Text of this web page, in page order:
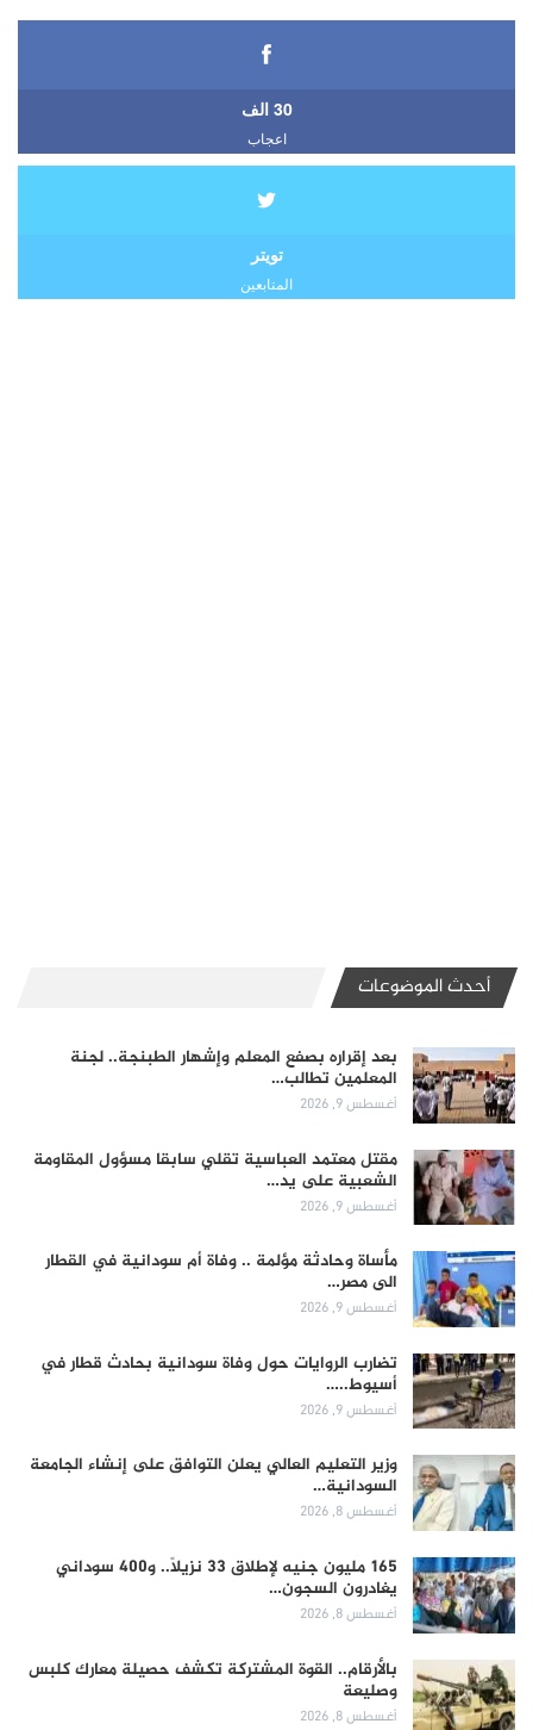
30 الف
اعجاب
تويتر
المتابعين
أحدث الموضوعات
بعد إقراره بصفع المعلم وإشهار الطبنجة.. لجنة
المعلمين تطالب…
أغسطس 9, 2026
مقتل معتمد العباسية تقلي سابقا مسؤول المقاومة
الشعبية على يد…
أغسطس 9, 2026
مأساة وحادثة مؤلمة .. وفاة أم سودانية في القطار
الى مصر…
أغسطس 9, 2026
تضارب الروايات حول وفاة سودانية بحادث قطار في
أسيوط..…
أغسطس 9, 2026
وزير التعليم العالي يعلن التوافق على إنشاء الجامعة
السودانية…
أغسطس 8, 2026
165 مليون جنيه لإطلاق 33 نزيلاً.. و400 سوداني
يغادرون السجون…
أغسطس 8, 2026
بالأرقام.. القوة المشتركة تكشف حصيلة معارك كلبس
وصليعة
أغسطس 8, 2026